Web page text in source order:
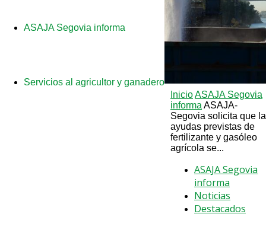
ASAJA Segovia informa
Servicios al agricultor y ganadero
InicioASAJA Segovia
informa ASAJA-
Segovia solicita que
ayudas previstas de
fertilizante y gasóleo
agrícola se...
ASAJA Segovia
informa
Noticias
Destacados